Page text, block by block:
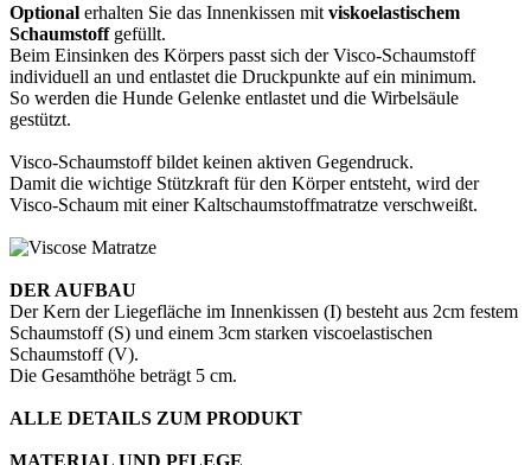
Optional erhalten Sie das Innenkissen mit viskoelastischem
Schaumstoffgefüllt.
Beim Einsinken des Körpers passt sich der Visco-Schaumstoff
individuell an und entlastet die Druckpunkte auf ein minimum.
So werden die Hunde Gelenke entlastet und die Wirbelsäule
gestützt.
Visco-Schaumstoff bildet keinen aktiven Gegendruck.
Damit die wichtige Stützkraft für den Körper entsteht, wird der
Visco-Schaum mit einer Kaltschaumstoffmatratze verschweißt.
DER AUFBAU
Der Kern der Liegefläche im Innenkissen (I) besteht aus 2cm festem
Schaumstoff (S) und einem 3cm starken viscoelastischen
Schaumstoff (V).
Die Gesamthöhe beträgt 5 cm.
ALLE DETAILS ZUM PRODUKT
MATERIAL UND PFLEGE